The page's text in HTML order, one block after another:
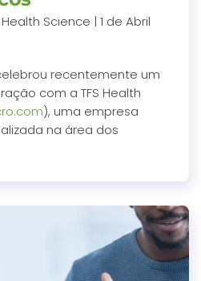
Science | 1 de Abril
recentemente um
com a TFS Health
), uma empresa
na área dos